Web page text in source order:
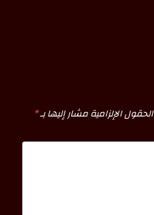
الحقول الإلزامية مشار إليها بـ*